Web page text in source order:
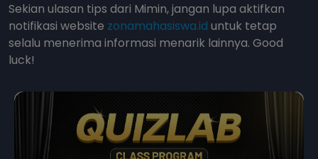
Sekian ulasan tips dari Mimin, jangan lupa aktifkan
notifikasi website zonamahasiswa.id untuk tetap
selalu menerima informasi menarik lainnya. Good
luck!